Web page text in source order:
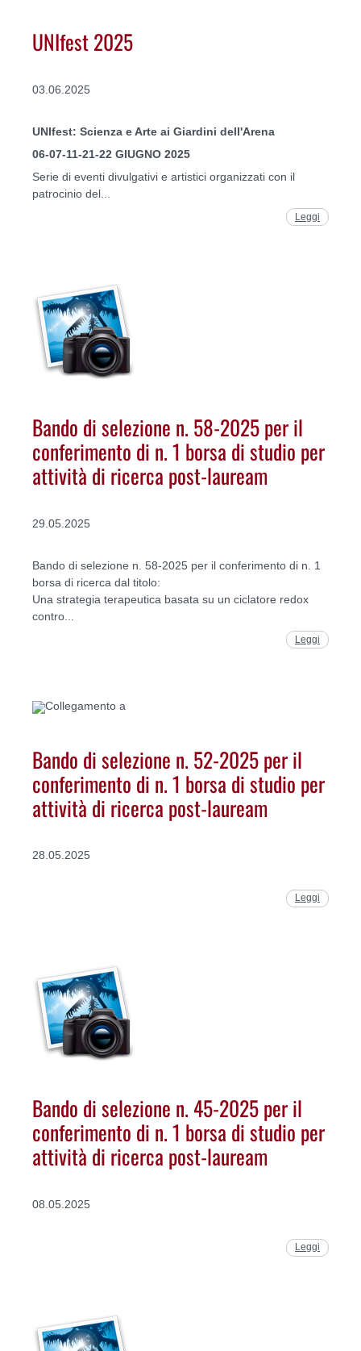
UNIfest 2025
03.06.2025
UNIfest: Scienza e Arte ai Giardini dell'Arena
06-07-11-21-22 GIUGNO 2025
Serie di eventi divulgativi e artistici organizzati con il
patrocinio del...
Leggi
Bando di selezione n. 58-2025 per il
conferimento di n. 1 borsa di studio per
attività di ricerca post-lauream
29.05.2025
Bando di selezione n. 58-2025 per il conferimento di n. 1
borsa di ricerca dal titolo:
Una strategia terapeutica basata su un ciclatore redox
contro...
Leggi
Bando di selezione n. 52-2025 per il
conferimento di n. 1 borsa di studio per
attività di ricerca post-lauream
28.05.2025
Leggi
Bando di selezione n. 45-2025 per il
conferimento di n. 1 borsa di studio per
attività di ricerca post-lauream
08.05.2025
Leggi